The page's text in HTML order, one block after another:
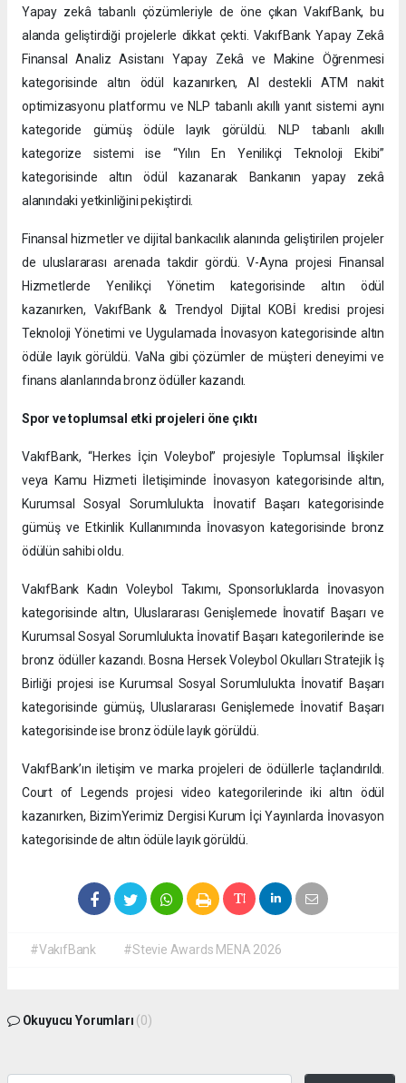
Yapay zekâ tabanlı çözümleriyle de öne çıkan VakıfBank, bu
alanda geliştirdiği projelerle dikkat çekti. VakıfBank Yapay Zekâ
Finansal Analiz Asistanı Yapay Zekâ ve Makine Öğrenmesi
kategorisinde altın ödül kazanırken, AI destekli ATM nakit
optimizasyonu platformu ve NLP tabanlı akıllı yanıt sistemi aynı
kategoride gümüş ödüle layık görüldü. NLP tabanlı akıllı
kategorize sistemi ise “Yılın En Yenilikçi Teknoloji Ekibi”
kategorisinde altın ödül kazanarak Bankanın yapay zekâ
alanındaki yetkinliğini pekiştirdi.
Finansal hizmetler ve dijital bankacılık alanında geliştirilen projeler
de uluslararası arenada takdir gördü. V-Ayna projesi Finansal
Hizmetlerde Yenilikçi Yönetim kategorisinde altın ödül
kazanırken, VakıfBank & Trendyol Dijital KOBİ kredisi projesi
Teknoloji Yönetimi ve Uygulamada İnovasyon kategorisinde altın
ödüle layık görüldü. VaNa gibi çözümler de müşteri deneyimi ve
finans alanlarında bronz ödüller kazandı.
Spor ve toplumsal etki projeleri öne çıktı
VakıfBank, “Herkes İçin Voleybol” projesiyle Toplumsal İlişkiler
veya Kamu Hizmeti İletişiminde İnovasyon kategorisinde altın,
Kurumsal Sosyal Sorumlulukta İnovatif Başarı kategorisinde
gümüş ve Etkinlik Kullanımında İnovasyon kategorisinde bronz
ödülün sahibi oldu.
VakıfBank Kadın Voleybol Takımı, Sponsorluklarda İnovasyon
kategorisinde altın, Uluslararası Genişlemede İnovatif Başarı ve
Kurumsal Sosyal Sorumlulukta İnovatif Başarı kategorilerinde ise
bronz ödüller kazandı. Bosna Hersek Voleybol Okulları Stratejik İş
Birliği projesi ise Kurumsal Sosyal Sorumlulukta İnovatif Başarı
kategorisinde gümüş, Uluslararası Genişlemede İnovatif Başarı
kategorisinde ise bronz ödüle layık görüldü.
VakıfBank’ın iletişim ve marka projeleri de ödüllerle taçlandırıldı.
Court of Legends projesi video kategorilerinde iki altın ödül
kazanırken, BizimYerimiz Dergisi Kurum İçi Yayınlarda İnovasyon
kategorisinde de altın ödüle layık görüldü.
#VakıfBank #Stevie Awards MENA 2026
Okuyucu Yorumları (0)